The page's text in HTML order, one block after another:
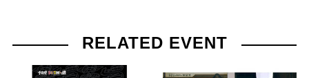
RELATED EVENT